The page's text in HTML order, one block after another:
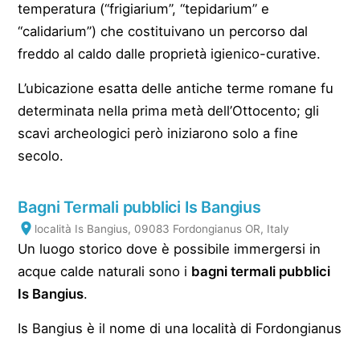
temperatura (“frigiarium”, “tepidarium” e
“calidarium”) che costituivano un percorso dal
freddo al caldo dalle proprietà igienico-curative.
L’ubicazione esatta delle antiche terme romane fu
determinata nella prima metà dell’Ottocento; gli
scavi archeologici però iniziarono solo a fine
secolo.
Bagni Termali pubblici Is Bangius
località Is Bangius, 09083 Fordongianus OR, Italy
Un luogo storico dove è possibile immergersi in
acque calde naturali sono i bagni termali pubblici
Is Bangius.
Is Bangius è il nome di una località di Fordongianus